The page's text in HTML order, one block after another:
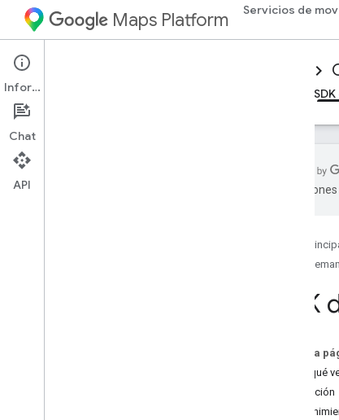
Maps Platform Servicios de
Mobility Services
Descripción general
Página
On-
En esta
¿Con qué
Instalación
Información
Chat
API